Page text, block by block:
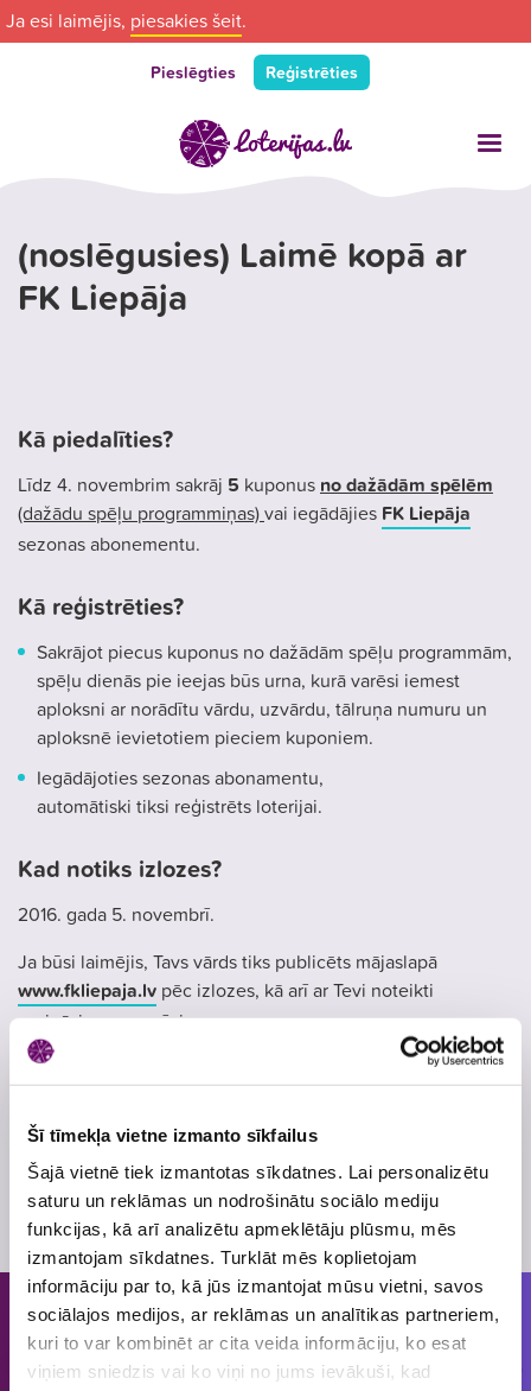
Šī tīmekļa vietne izmanto sīkfailus
Šajā vietnē tiek izmantotas sīkdatnes. Lai personalizētu
saturu un reklāmas un nodrošinātu sociālo mediju
funkcijas, kā arī analizētu apmeklētāju plūsmu, mēs
izmantojam sīkdatnes. Turklāt mēs koplietojam
informāciju par to, kā jūs izmantojat mūsu vietni, savos
sociālajos medijos, ar reklāmas un analītikas partneriem,
kuri to var kombinēt ar cita veida informāciju, ko esat
viņiem sniedzis vai ko viņi no jums ievākuši, kad
Ja esi laimējis, piesakies šeit.
Pieslēgties Reģistrēties
(noslēgusies) Laimē kopā ar
FK Liepāja
Kā piedalīties?
Līdz 4. novembrim sakrāj 5 kuponus no dažādām spēlēm
(dažādu spēļu programmiņas)vai iegādājies FK Liepāja
sezonas abonementu.
Kā reģistrēties?
Sakrājot piecus kuponus no dažādām spēļu programmām,
spēļu dienās pie ieejas būs urna, kurā varēsi iemest
aploksni ar norādītu vārdu, uzvārdu, tālruņa numuru un
aploksnē ievietotiem pieciem kuponiem.
Iegādājoties sezonas abonamentu,
automātiski tiksi reģistrēts loterijai.
Kad notiks izlozes?
2016. gada 5. novembrī.
Ja būsi laimējis, Tavs vārds tiks publicēts mājaslapā
www.fkliepaja.lv pēc izlozes, kā arī ar Tevi noteikti
sazināsies personīgi.
Ar pilniem loterijas noteikumiem aicinām iepazīties
Atļaujas Nr.4078
Skatītloterijas noteikumus
Loterijas periods11. jūnijs, 2016- 5. novembris, 2016
Cilvēkiem patīk piedalīties loterijās
un mums tās organizēt!